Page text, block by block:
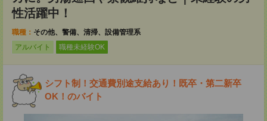
性活躍中！
職種： その他、警備、清掃、設備管理系
アルバイト
職種未経験OK
シフト制！交通費別途支給あり！既卒・第二新卒
OK！のバイト